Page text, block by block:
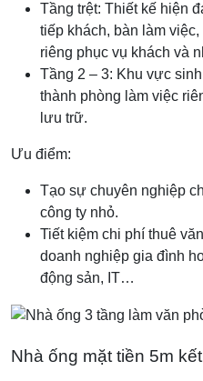
Tầng trệt: Thiết kế hiện
tiếp khách, bàn làm
riêng phục vụ khách và
Tầng 2 – 3: Khu vực
thành phòng làm việc
lưu trữ.
Ưu điểm:
Tạo sự chuyên nghiệp
công ty nhỏ.
Tiết kiệm chi phí thuê
doanh nghiệp gia đình
động sản, IT…
Nhà ống mặt tiền 5m